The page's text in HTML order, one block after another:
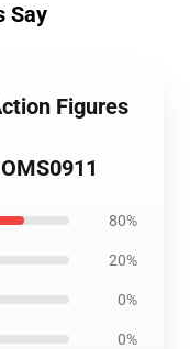
Say
Figures
80%
20%
0%
0%